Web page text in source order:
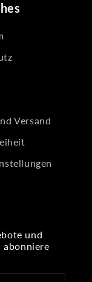
Versand
und
abonniere